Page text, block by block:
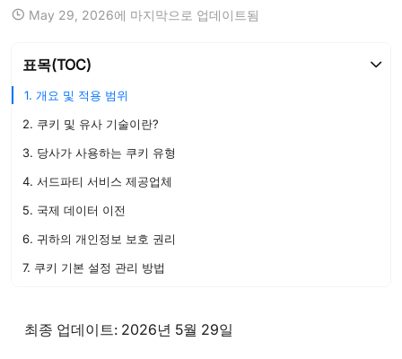
May 29, 2026에 마지막으로 업데이트됨
표목(TOC)
1. 개요 및 적용 범위
2. 쿠키 및 유사 기술이란?
3. 당사가 사용하는 쿠키 유형
4. 서드파티 서비스 제공업체
5. 국제 데이터 이전
6. 귀하의 개인정보 보호 권리
7. 쿠키 기본 설정 관리 방법
9. 문의하기
최종 업데이트: 2026년 5월 29일